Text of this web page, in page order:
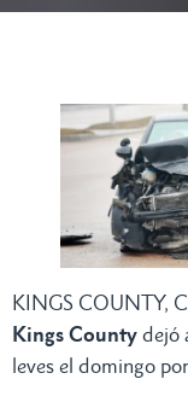
KINGS COUNTY,
Kings County dejó
leves el domingo